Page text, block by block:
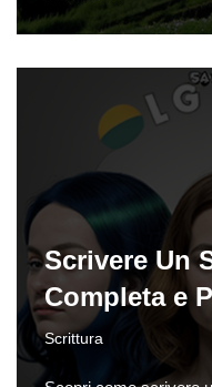
Scrivere Un
Completa e
Scrittura